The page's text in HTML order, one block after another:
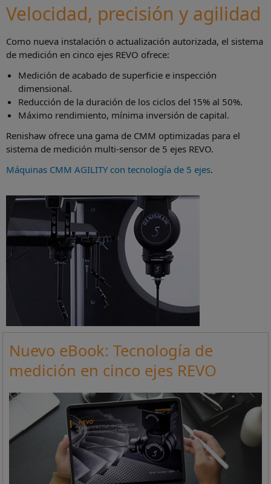
Velocidad, precisión y agilidad
Como nueva instalación o actualización autorizada, el sistema
de medición en cinco ejes REVO ofrece:
Medición de acabado de superficie e inspección
dimensional.
Reducción de la duración de los ciclos del 15% al 50%.
Máximo rendimiento, mínima inversión de capital.
Renishaw ofrece una gama de CMM optimizadas para el
sistema de medición multi-sensor de 5 ejes REVO.
Máquinas CMM AGILITY con tecnología de 5 ejes.
Nuevo eBook: Tecnología de
medición en cinco ejes REVO